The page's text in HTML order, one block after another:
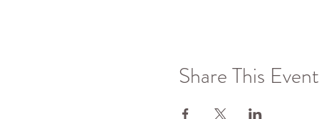
Share This Event